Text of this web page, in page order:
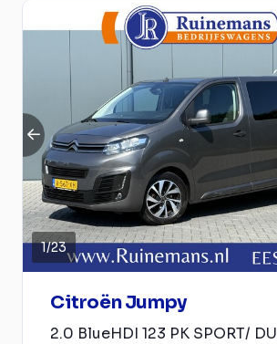
1/23
Citroën Jumpy
2.0 BlueHDI 123 PK SPORT/